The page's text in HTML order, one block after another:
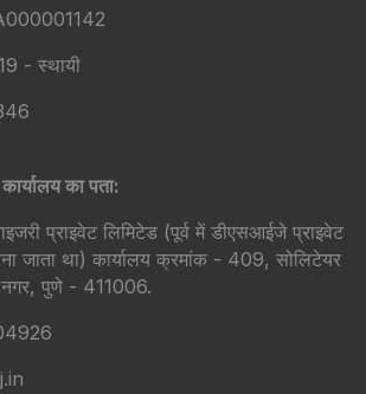
- स्थायी
का पता:
प्राइवेट लिमिटेड (पूर्व में डीएसआईजे प्राइवेट
जाता था) कार्यालय क्रमांक - 409, सोलिटेयर
पुणे - 411006.